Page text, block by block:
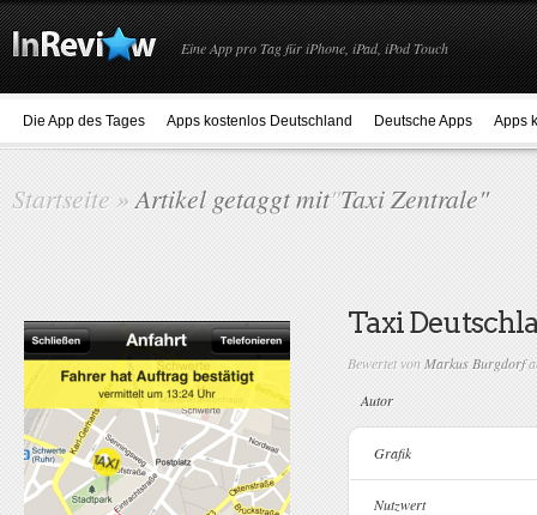
Eine App pro Tag für iPhone, iPad, iPod Touch
Die App des Tages Apps kostenlos Deutschland Deutsche Apps Apps
Startseite »Artikel getaggt mit"Taxi Zentrale"
Taxi
Bewertet vonMarkus Burgdorf
Autor
Grafik
Nutzwert